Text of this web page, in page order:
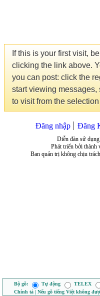
If this is your first visit,
clicking the link above.
you can post: click the
start viewing messages,
to visit from the
Đăng nhập Đăng
Diễn đàn sử
Phát triển bởi
Ban quản trị không chịu
Bộ gõ: Tự động TELEX
Chính tả | Nếu gõ tiếng Việt không